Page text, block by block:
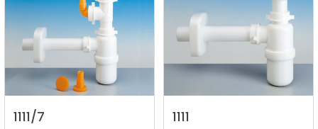
1111/7 1111